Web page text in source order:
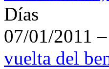
Días
07/01/2011 –
vuelta del